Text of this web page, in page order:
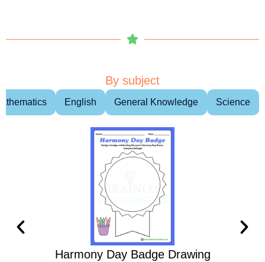
By subject
English General Knowledge Science
Harmony Day Badge Drawing